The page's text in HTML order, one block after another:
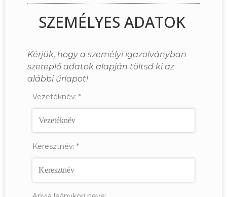
SZEMÉLYES ADATOK
Kérjük, hogy a személyi igazolványban
szereplő adatok alapján töltsd ki az
alábbi űrlapot!
Vezetéknév: *
Keresztnév: *